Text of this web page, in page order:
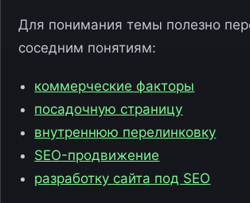
Для понимания темы полезно
соседним понятиям:
коммерческие факторы
посадочную страницу
внутреннюю перелинковку
SEO-продвижение
разработку сайта под SEO